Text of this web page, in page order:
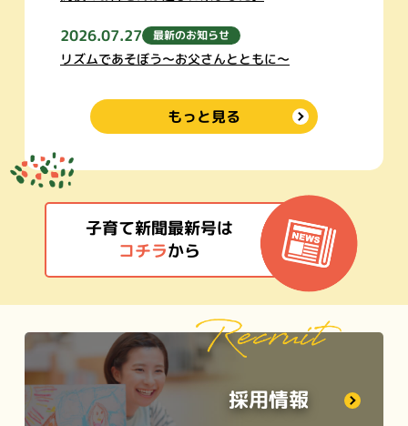
2026.07.27 最新のお知らせ
リズムであそぼう～お父さんとともに～
もっと見る
子育て新聞最新号は
コチラから
採用情報